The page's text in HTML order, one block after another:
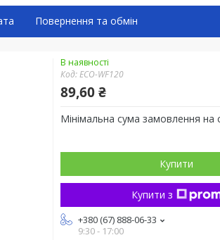
Повернення та обмін
В наявності
Код:ECO-WF120
89,60 ₴
Мінімальна сума замовлення на
Купити
Купити з
+380 (67) 888-06-33
9:30 - 17:00